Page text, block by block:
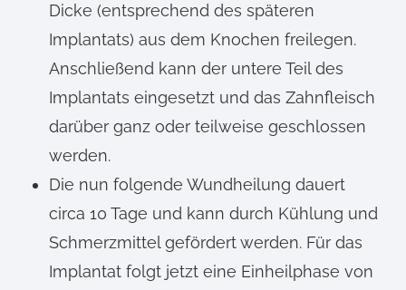
Dicke (entsprechend des späteren
Implantats) aus dem Knochen freilegen.
Anschließend kann der untere Teil des
Implantats eingesetzt und das Zahnfleisch
darüber ganz oder teilweise geschlossen
werden.
Die nun folgende Wundheilung dauert
circa 10 Tage und kann durch Kühlung und
Schmerzmittel gefördert werden. Für das
Implantat folgt jetzt eine Einheilphase von